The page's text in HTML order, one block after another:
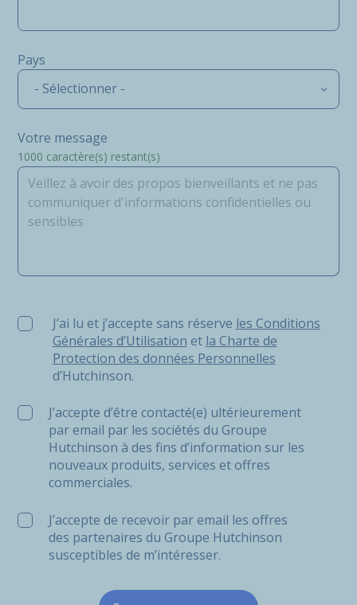
Pays
- Sélectionner -
Votre message
1000 caractère(s) restant(s)
J’ai lu et j’accepte sans réserve les Conditions
J’ai lu et j’accepte sans réserve les Conditions
Générales d’Utilisation et la Charte de
Protection des données Personnelles
d’Hutchinson.
J’accepte d’être contacté(e) ultérieurement
par email par les sociétés du Groupe
Hutchinson à des fins d’information sur les
nouveaux produits, services et offres
commerciales.
J’accepte de recevoir par email les offres
des partenaires du Groupe Hutchinson
susceptibles de m’intéresser.